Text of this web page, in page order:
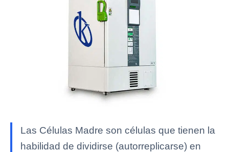
Las Células Madre son células que tienen la
habilidad de dividirse (autorreplicarse) en